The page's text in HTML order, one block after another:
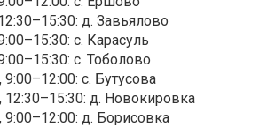
д. Завьялово
с. Карасуль
с. Тоболово
с. Бутусова
12:30–15:30: д. Новокировка
9:00–12:00: д. Борисовка